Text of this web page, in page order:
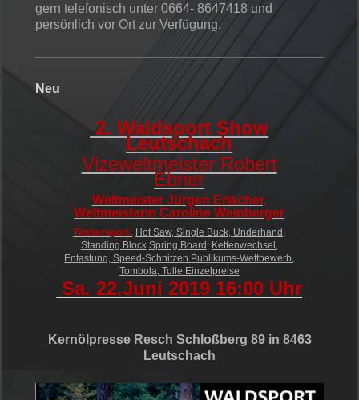
gern telefonisch unter 0664- 8647418 und
persönlich vor Ort zur Verfügung.
Neu
2. Waldsport Show
Leutschach
Vizeweltmeister Robert
Ebner
Weltmeister Jürgen Erlacher,
Weltmeisterin Caroline Weinberger
Timbersport: Hot Saw, Single Buck, Underhand,
Standing Block Spring Board; Kettenwechsel,
Entastung, Speed-Schnitzen Publikums-Wettbewerb,
Tombola, Tolle Einzelpreise
Sa. 22.Juni 2019 16:00 Uhr
Kernölpresse Resch Schloßberg 89 in 8463
Leutschach